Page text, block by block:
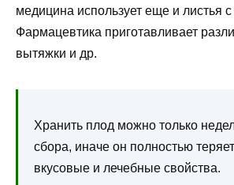
медицина использует еще и листья
Фармацевтика приготавливает
вытяжки и др.
Хранить плод можно только
сбора, иначе он полностью
вкусовые и лечебные свойства.